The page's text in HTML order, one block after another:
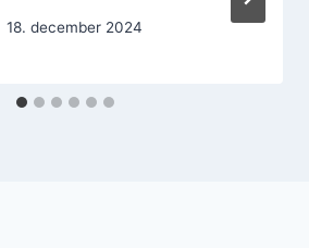
18. december 2024